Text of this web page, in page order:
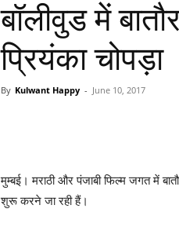
बॉलीवुड में
प्रियंका चोपड़ा
By Kulwant Happy - June 10, 2017
मुम्‍बई। मराठी और पंजाबी फिल्‍म जगत में
शुरू करने जा रही हैं।